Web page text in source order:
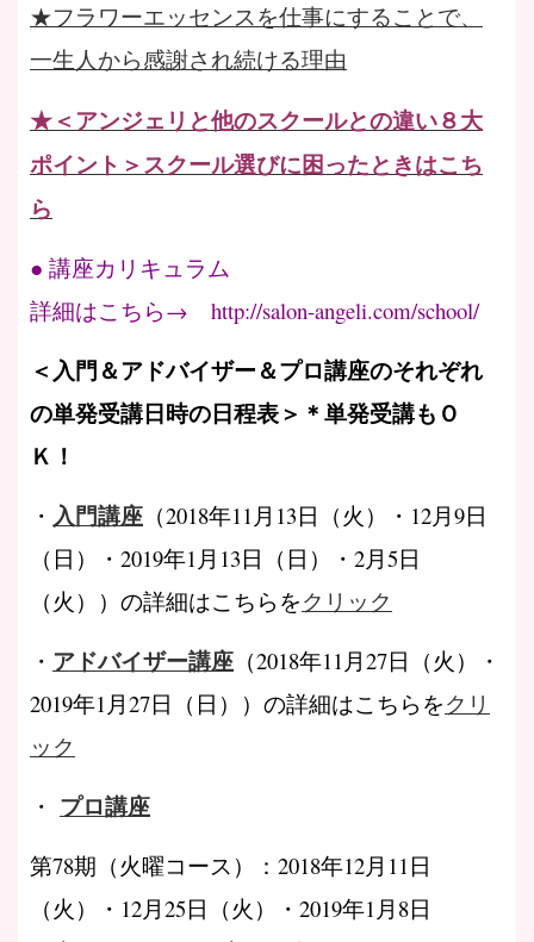
★フラワーエッセンスを仕事にすることで、
一生人から感謝され続ける理由
★＜アンジェリと他のスクールとの違い８大
ポイント＞スクール選びに困ったときはこち
ら
● 講座カリキュラム
詳細はこちら→ http://salon-angeli.com/school/
＜入門＆アドバイザー＆プロ講座のそれぞれ
の単発受講日時の日程表＞＊単発受講もＯ
Ｋ！
・ 入門講座 （2018年11月13日（火）・12月9日
（日）・2019年1月13日（日）・2月5日
（火））の詳細はこちらをクリック
・ アドバイザー講座 （2018年11月27日（火）・
2019年1月27日（日））の詳細はこちらをクリ
ック
・ プロ講座
第78期（火曜コース）：2018年12月11日
（火）・12月25日（火）・2019年1月8日